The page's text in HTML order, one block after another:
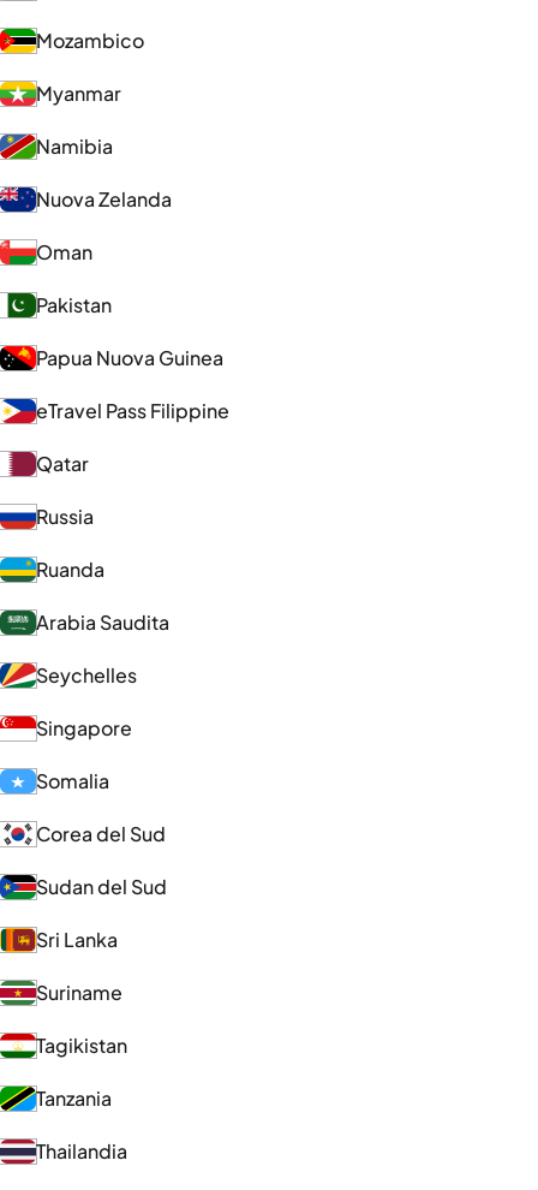
Mozambico
Myanmar
Namibia
Nuova Zelanda
Oman
Pakistan
Papua Nuova Guinea
eTravel Pass Filippine
Qatar
Russia
Ruanda
Arabia Saudita
Seychelles
Singapore
Somalia
Corea del Sud
Sudan del Sud
Sri Lanka
Suriname
Tagikistan
Tanzania
Thailandia